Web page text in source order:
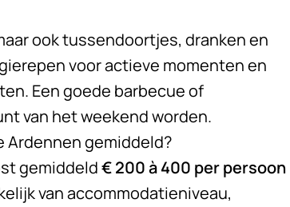
ook tussendoortjes, dranken en
voor actieve momenten en
Een goede barbecue of
van het weekend worden.
Ardennen gemiddeld?
gemiddeld€ 200 à 400 per persoon
van accommodatieniveau,